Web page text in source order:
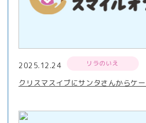
2025.12.24 リラのいえ
クリスマスイブにサンタさんからケ